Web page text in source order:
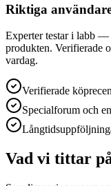
Riktiga
Experter testar i labb —
produkten. Verifierade
vardag.
Verifierade
Specialforum och
Vad vi tittar